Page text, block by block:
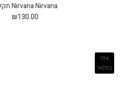
Nirvana Nirvana תקליט
₪130.00
אזל
המלאי